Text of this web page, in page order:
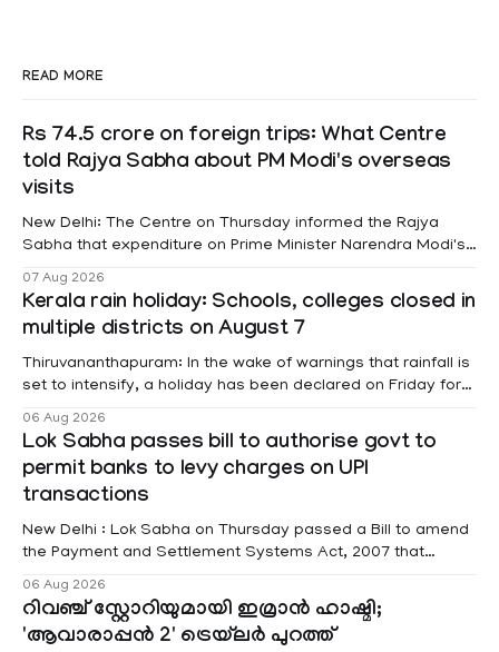
READ MORE
Rs 74.5 crore on foreign trips: What Centre
told Rajya Sabha about PM Modi's overseas
visits
New Delhi: The Centre on Thursday informed the Rajya
Sabha that expenditure on Prime Minister Narendra Modi's
information was provided by Minister of State for External
Affairs Pabitra Margherita in a written reply to questions
raised
07 Aug 2026
Kerala rain holiday: Schools, colleges closed in
multiple districts on August 7
Thiruvananthapuram: In the wake of warnings that rainfall is
set to intensify, a holiday has been declared on Friday for
Kottayam, Wayanad and Kasaragod districts. Meanwhile, a
red alert remains in place on Thursday for Kottayam,
Pathanamtitta and Idukki districts. Following a red alert on
06 Aug 2026
Lok Sabha passes bill to authorise govt to
permit banks to levy charges on UPI
transactions
New Delhi : Lok Sabha on Thursday passed a Bill to amend
the Payment and Settlement Systems Act, 2007 that
service providers to levy charges on payments through
unified payments interface (UPI) and other notified
electronic payment modes. The amendment passed by the
06 Aug 2026
റിവഞ്ച് സ്റ്റോറിയുമായി ഇമ്രാൻ ഹാഷ്മി;
'ആവാരാപ്പൻ 2' ട്രെയ്‌ലർ പുറത്ത്